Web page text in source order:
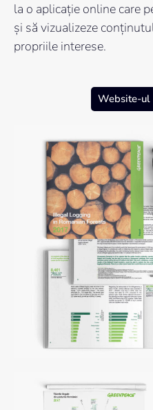
la o aplicație online care
și să vizualizeze
propriile interese.
Website-ul